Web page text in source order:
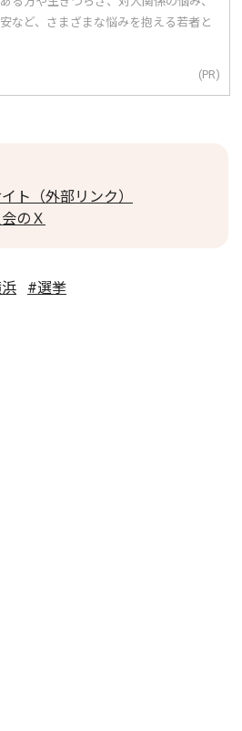
など、さまざまな悩みを抱える若者と
(PR)
ト（外部リンク）
のＸ
#選挙